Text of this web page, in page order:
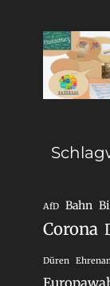
AfD Bahn
Corona
Düren